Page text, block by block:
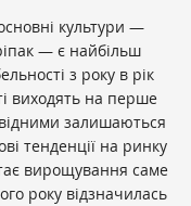
культури —
— є найбільш
з року в рік
виходять на перше
залишаються
тенденції на ринку
вирощування саме
року відзначилась